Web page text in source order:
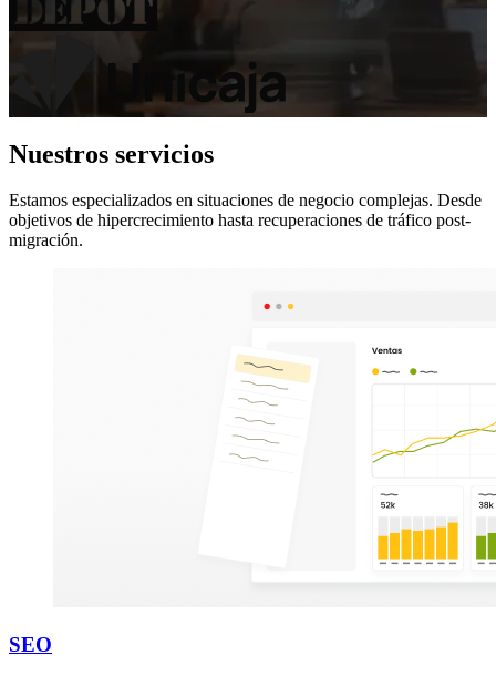
Nuestros servicios
Estamos especializados en situaciones de negocio complejas. Desde
objetivos de hipercrecimiento hasta recuperaciones de tráfico post-
migración.
SEO